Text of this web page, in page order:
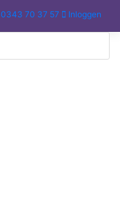
0343 70 37 57 Inloggen